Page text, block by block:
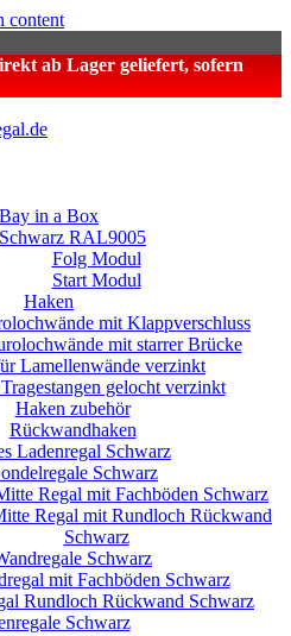
content
ab Lager geliefert, sofern
Bay in a Box
Schwarz RAL9005
Folg Modul
Start Modul
Haken
mit Klappverschluss
mit starrer Brücke
Lamellenwände verzinkt
gelocht verzinkt
Haken zubehör
Rückwandhaken
Ladenregal Schwarz
Schwarz
Regal mit Fachböden Schwarz
Regal mit Rundloch Rückwand
Schwarz
Schwarz
mit Fachböden Schwarz
Rundloch Rückwand Schwarz
Schwarz